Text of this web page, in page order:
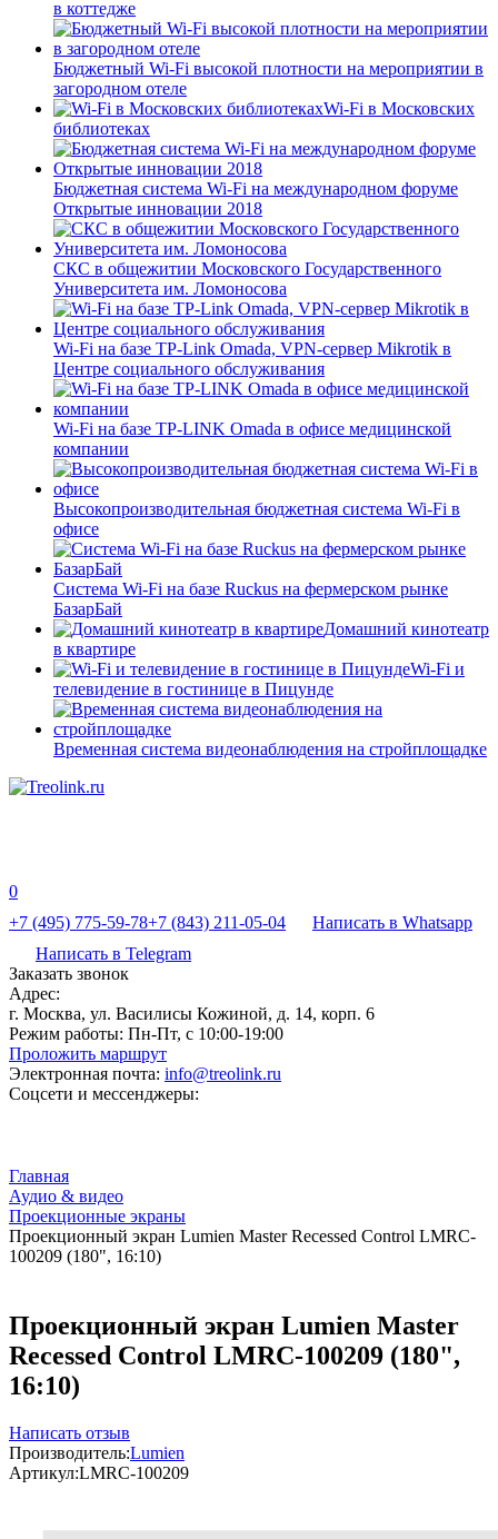
в коттедже
Бюджетный Wi-Fi высокой плотности на мероприятии в
загородном отеле
Wi-Fi в Московских
библиотеках
Бюджетная система Wi-Fi на международном форуме
Открытые инновации 2018
СКС в общежитии Московского Государственного
Университета им. Ломоносова
Wi-Fi на базе TP-Link Omada, VPN-сервер Mikrotik в
Центре социального обслуживания
Wi-Fi на базе TP-LINK Omada в офисе медицинской
компании
Высокопроизводительная бюджетная система Wi-Fi в
офисе
Система Wi-Fi на базе Ruckus на фермерском рынке
БазарБай
Домашний кинотеатр
в квартире
Wi-Fi и
телевидение в гостинице в Пицунде
Временная система видеонаблюдения на стройплощадке
0
+7 (495) 775-59-78+7 (843) 211-05-04
Написать в Whatsapp
Написать в Telegram
Заказать звонок
Адрес:
г. Москва, ул. Василисы Кожиной, д. 14, корп. 6
Режим работы: Пн-Пт, с 10:00-19:00
Проложить маршрут
Электронная почта: info@treolink.ru
Соцсети и мессенджеры:
Главная
Аудио & видео
Проекционные экраны
Проекционный экран Lumien Master Recessed Control LMRC-
100209 (180", 16:10)
Проекционный экран Lumien Master
Recessed Control LMRC-100209 (180",
16:10)
Написать отзыв
Производитель:Lumien
Артикул:LMRC-100209